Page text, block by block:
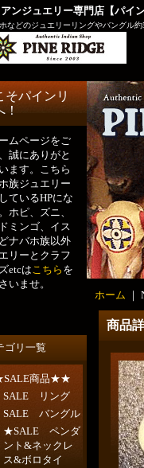
ンジュエリー専門店【パイン
などのジュエリーリングやバングル約
そパインリ
！
ムページをご
誠にありがと
ます。こちら
族ジュエリー
ているHPにな
ホピ、ズニ、
ミンゴ、イス
ナバホ族以外
リーとクラフ
etcはこちら を
いませ。
ゴリ一覧
商品★★
SALE リング
SALE バングル
★SALE ペンダ
ント&ネックレ
ス&ボロタイ
ホーム ｜
商品